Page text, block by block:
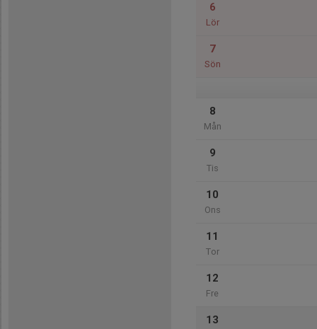
6
Lör
7
Sön
8
Mån
9
Tis
10
Ons
11
Tor
12
Fre
13